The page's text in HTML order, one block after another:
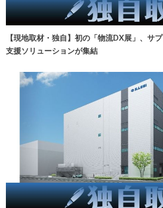
【現地取材・独自】初の「物流DX展」、サ
支援ソリューションが集結